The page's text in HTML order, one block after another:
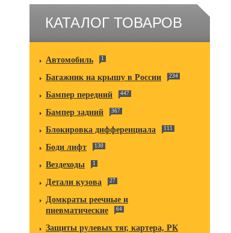
КАТАЛОГ ТОВАРОВ
Автомобиль 1
Багажник на крышу в России 234
Бампер передний 447
Бампер задний 367
Блокировка дифференциала 111
Боди лифт 130
Вездеходы 1
Детали кузова 27
Домкраты реечные и
пневматические
64
Защиты рулевых тяг, картера, РК